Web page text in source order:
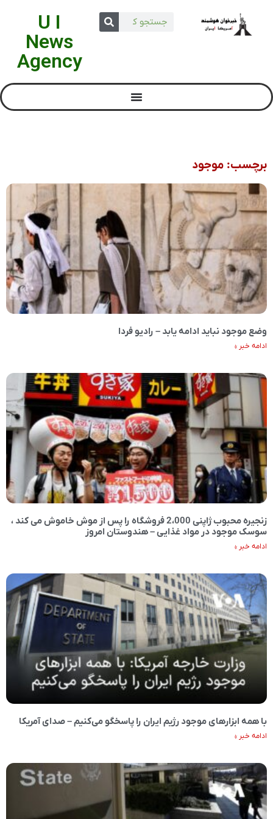
U I
News
Agency
برچسب: موجود
وضع موجود نباید ادامه یابد – رادیو فردا
ادامه خبر »
زنجیره محبوب ژاپنی 2،000 فروشگاه را پس از موش خاموش می کند ،
سوسک موجود در مواد غذایی – هندوستان امروز
ادامه خبر »
با همه ابزارهای موجود رژیم ایران را پاسخگو می‌کنیم – صدای آمریکا
ادامه خبر »